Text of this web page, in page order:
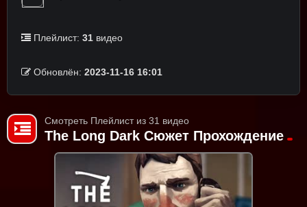
Плейлист: 31 видео
Обновлён: 2023-11-16 16:01
Смотреть Плейлист из 31 видео
The Long Dark Сюжет Прохождение